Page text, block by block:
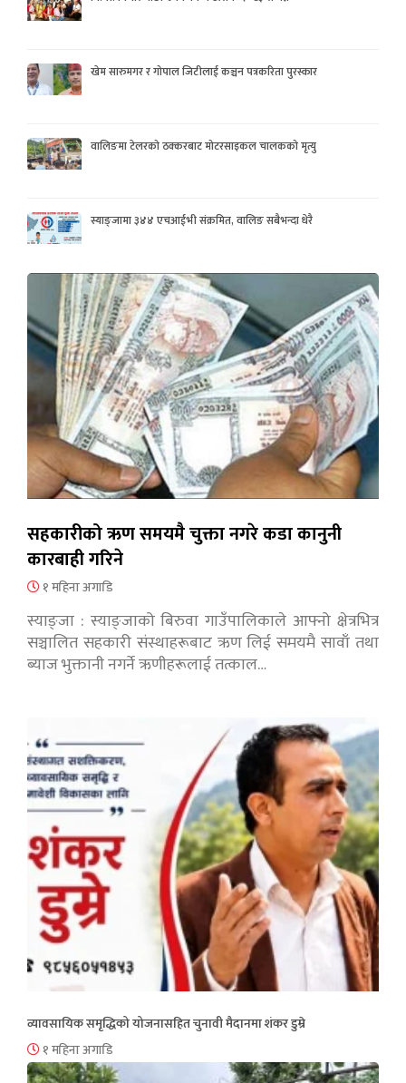
खेम सारुमगर र गोपाल जिटीलाई कञ्चन पत्रकरिता पुरस्कार
वालिङमा टेलरको ठक्करबाट मोटरसाइकल चालकको मृत्यु
स्याङ्जामा ३४४ एचआईभी संक्रमित, वालिङ सबैभन्दा धेरै
सहकारीको ऋण समयमै चुक्ता नगरे कडा कानुनी
कारबाही गरिने
१ महिना अगाडि
स्याङ्जा : स्याङ्जाको बिरुवा गाउँपालिकाले आफ्नो क्षेत्रभित्र
सञ्चालित सहकारी संस्थाहरूबाट ऋण लिई समयमै सावाँ तथा
ब्याज भुक्तानी नगर्ने ऋणीहरूलाई तत्काल…
व्यावसायिक समृद्धिको योजनासहित चुनावी मैदानमा शंकर डुम्रे
१ महिना अगाडि